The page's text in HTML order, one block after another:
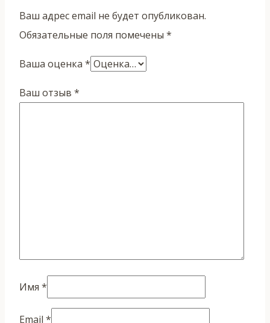
Ваш адрес email не будет опубликован.
Обязательные поля помечены *
Ваша оценка *
Ваш отзыв *
Имя *
Email *